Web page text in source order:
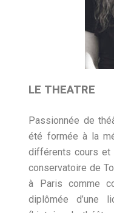
LE THEATRE
Passionnée de
été formée à la
différents cours et
conservatoire de
à Paris comme
diplômée d’une